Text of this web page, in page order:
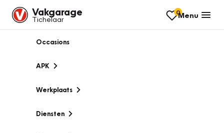
Vakgarage
Tichelaar
0Menu
Occasions
APK
Werkplaats
Diensten